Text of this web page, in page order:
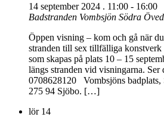
14 september 2024 . 11:00 - 16:00
Badstranden Vombsjön Södra
Öppen visning – kom och gå när
stranden till sex tillfälliga
som skapas på plats 10 – 15
längs stranden vid visningarna. Ser
0708628120 Vombsjöns badplats,
275 94 Sjöbo. […]
lör 14